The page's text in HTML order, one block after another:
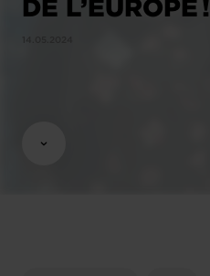
DE L’EUROPE !